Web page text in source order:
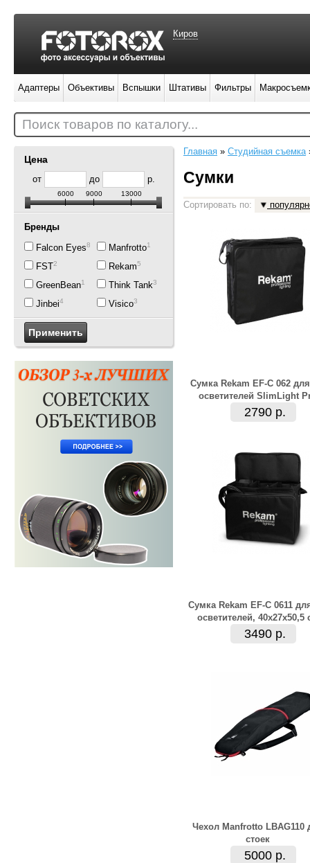
Цена
от до р.
6000 9000 13000
Бренды
Falcon Eyes8
FST2
GreenBean1
Jinbei4
Manfrotto1
Rekam5
Think Tank3
Visico3
Главная » Студийная съемка
Сумки
Сортировать по:
Сумка Rekam EF-C 062
осветителей SlimLight
2790 р.
Сумка Rekam EF-C 0611
осветителей, 40х27х50,5
3490 р.
Чехол Manfrotto LBAG110
стоек
5000 р.
Киров
Адаптеры Объективы Вспышки Штативы Фильтры
Поиск товаров по каталогу...